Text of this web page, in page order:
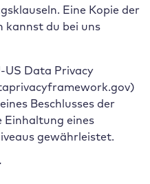
Eine Kopie der
kannst du bei uns
US Data Privacy
Beschlusses der
Einhaltung eines
gewährleistet.